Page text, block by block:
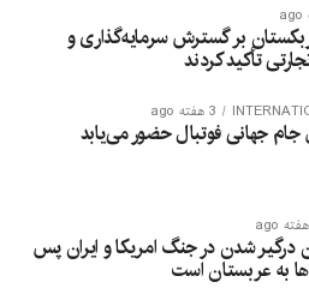
بر گسترش سرمایه‌گذاری و
تأکید کردند
3 هفته ago
جام جهانی فوتبال حضور می‌یابد
درگیر شدن در جنگ امریکا و ایران پس
به عربستان است